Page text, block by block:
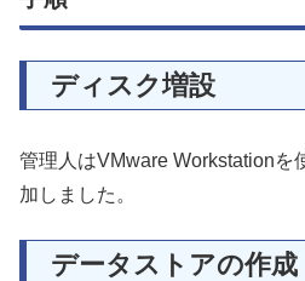
ディスク増設
管理人はVMware Workstationを
加しました。
データストアの作成